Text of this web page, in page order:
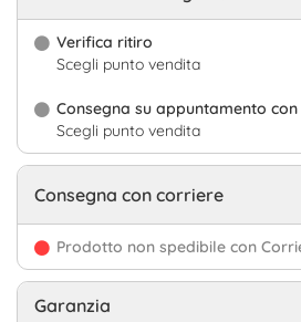
Verifica ritiro
Scegli punto vendita
Consegna su appuntamento
Scegli punto vendita
Consegna con corriere
Prodotto non spedibile con
Garanzia